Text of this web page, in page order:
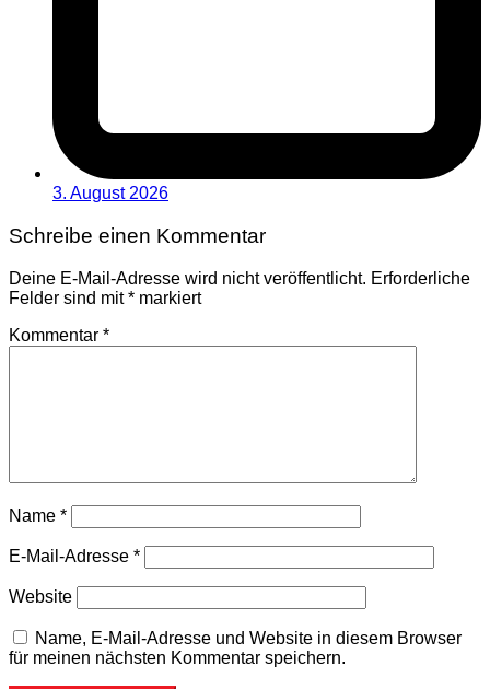
3. August 2026
Schreibe einen Kommentar
Deine E-Mail-Adresse wird nicht veröffentlicht. Erforderliche
Felder sind mit* markiert
Kommentar *
Name *
E-Mail-Adresse *
Website
Name, E-Mail-Adresse und Website in diesem Browser
für meinen nächsten Kommentar speichern.